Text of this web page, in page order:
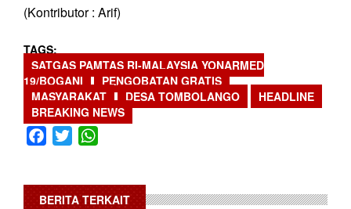
(Kontributor : Arif)
TAGS
SATGAS PAMTAS RI-MALAYSIA YONARMED
19/BOGANI
PENGOBATAN GRATIS
MASYARAKAT
DESA TOMBOLANGO
HEADLINE
BREAKING NEWS
Facebook
Twitter
BERITA TERKAIT